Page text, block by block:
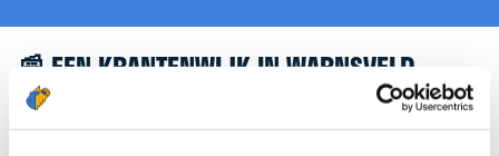
📰 EEN KRANTENWIJK IN WARNSVELD
Leuk dat je geïnteresseerd bent in een